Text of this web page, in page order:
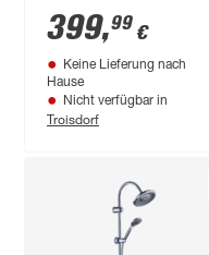
399,99 €
Keine Lieferung nach
Hause
Nicht verfügbar in
Troisdorf